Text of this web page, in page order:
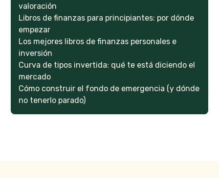
valoración
Libros de finanzas para principiantes: por dónde
empezar
Los mejores libros de finanzas personales e
inversión
Curva de tipos invertida: qué te está diciendo el
mercado
Cómo construir el fondo de emergencia (y dónde
no tenerlo parado)